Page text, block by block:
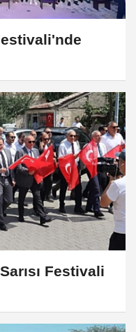
Festivali